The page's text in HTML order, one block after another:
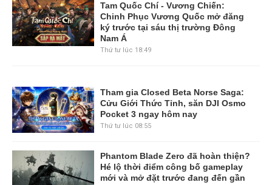
Tam Quốc Chí - Vương Chiến:
Chinh Phục Vương Quốc mở đăng
ký trước tại sáu thị trường Đông
Nam Á
Thứ tư lúc 18:49
Tham gia Closed Beta Norse Saga:
Cửu Giới Thức Tỉnh, săn DJI Osmo
Pocket 3 ngay hôm nay
Thứ tư lúc 08:55
Phantom Blade Zero đã hoàn thiện?
Hé lộ thời điểm công bố gameplay
mới và mở đặt trước đang đến gần